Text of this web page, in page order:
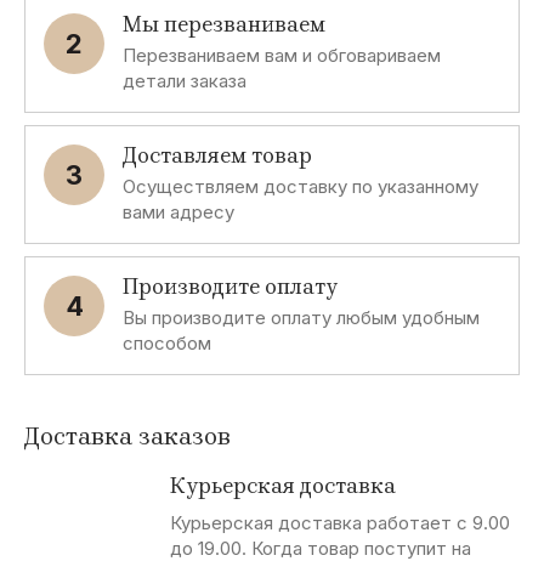
2
Мы перезваниваем
Перезваниваем вам и обговариваем
детали заказа
3
Доставляем товар
Осуществляем доставку по указанному
вами адресу
4
Производите оплату
Вы производите оплату любым удобным
способом
Доставка заказов
Курьерская доставка
Курьерская доставка работает с 9.00
до 19.00. Когда товар поступит на